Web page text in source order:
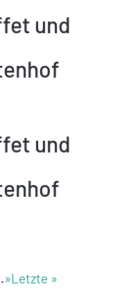
und
und
»Letzte »